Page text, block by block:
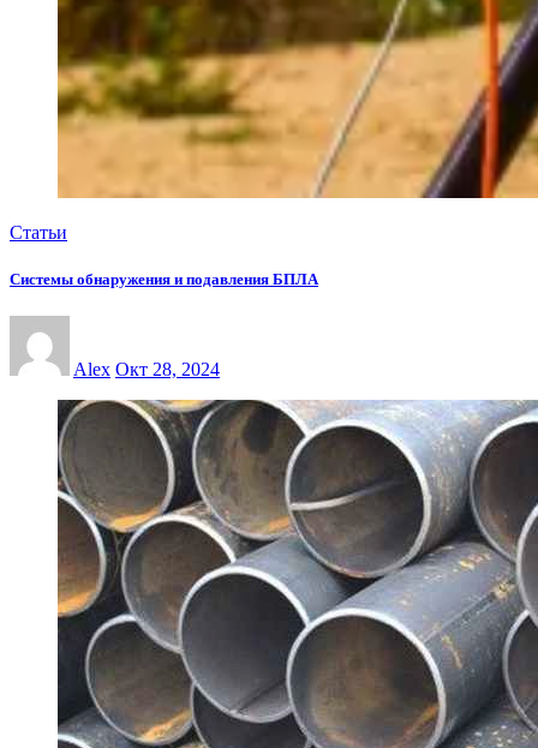
Статьи
Системы обнаружения и подавления БПЛА
Alex Окт 28, 2024